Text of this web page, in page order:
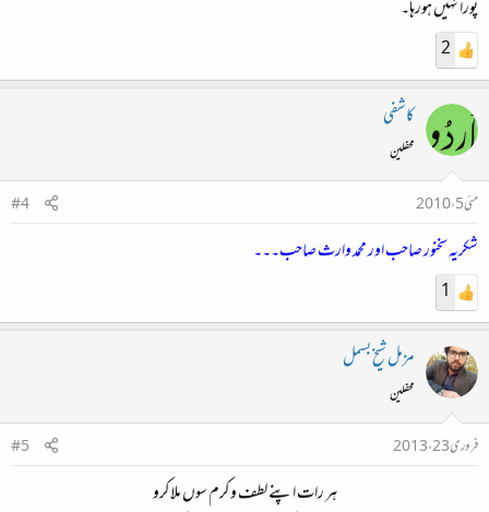
پورا نہیں ہورہا۔
2
کاشفی
محفلین
مئی 5، 2010
#4
شکریہ سخنور صاحب اور محمد وارث صاحب۔۔۔
1
مزمل شیخ بسمل
محفلین
فروری 23، 2013
#5
ہر رات اپنے لطف و کرم سوں ملا کرو​